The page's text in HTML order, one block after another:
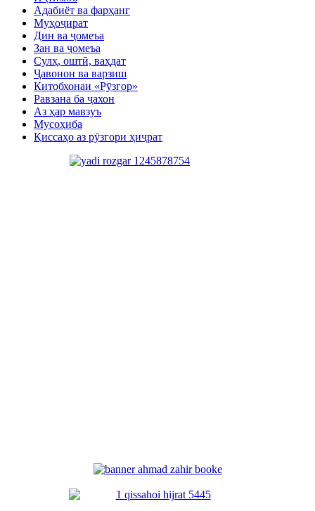
Адабиёт ва фарҳанг
Муҳоҷират
Дин ва ҷомеъа
Зан ва ҷомеъа
Сулҳ, оштӣ, ваҳдат
Ҷавонон ва варзиш
Китобхонаи «Рӯзгор»
Равзана ба ҷахон
Аз ҳар мавзуъ
Мусоҳиба
Қиссаҳо аз рӯзгори ҳиҷрат